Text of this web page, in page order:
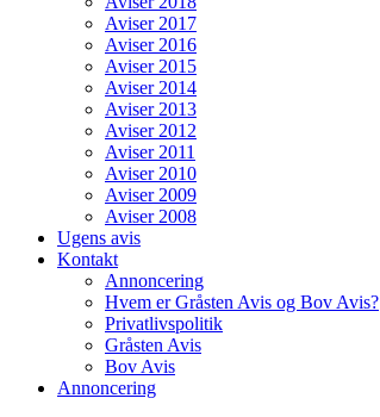
Aviser 2017
Aviser 2016
Aviser 2015
Aviser 2014
Aviser 2013
Aviser 2012
Aviser 2011
Aviser 2010
Aviser 2009
Aviser 2008
Ugens avis
Kontakt
Annoncering
Hvem er Gråsten Avis og Bov Avis?
Privatlivspolitik
Gråsten Avis
Bov Avis
Annoncering